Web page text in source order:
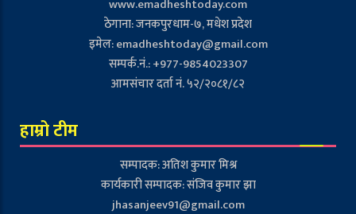
www.emadheshtoday.com
ठेगाना: जनकपुरधाम-७, मधेश प्रदेश
इमेल:emadheshtoday@gmail.com
सम्पर्क.नं.: +977-9854023307
आमसंचार दर्ता नं. ५२/२०८१/८२
हाम्रो टीम
सम्पादक: अतिश कुमार मिश्र
कार्यकारी सम्पादक: संजिव कुमार झा
jhasanjeev91@gmail.com